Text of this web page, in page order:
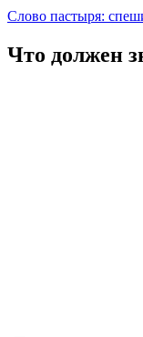
Слово пастыря:
Что должен